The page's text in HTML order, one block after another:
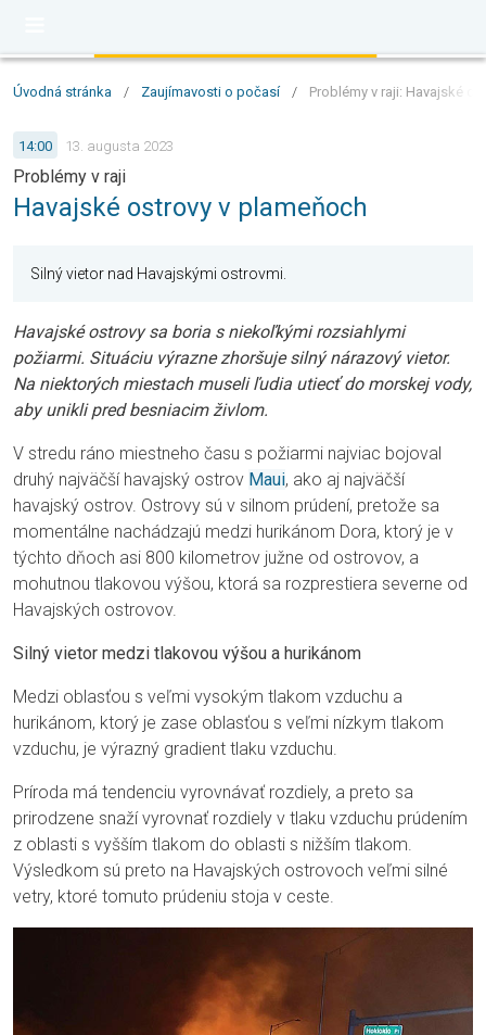
Úvodná stránka / Zaujímavosti o počasí / Problémy v raji: Havajské
14:00 13. augusta 2023
Problémy v raji
Havajské ostrovy v plameňoch
Silný vietor nad Havajskými ostrovmi.
Havajské ostrovy sa boria s niekoľkými rozsiahlymi
požiarmi. Situáciu výrazne zhoršuje silný nárazový vietor.
Na niektorých miestach museli ľudia utiecť do morskej vody,
aby unikli pred besniacim živlom.
V stredu ráno miestneho času s požiarmi najviac bojoval
druhý najväčší havajský ostrov Maui, ako aj najväčší
havajský ostrov. Ostrovy sú v silnom prúdení, pretože sa
momentálne nachádzajú medzi hurikánom Dora, ktorý je v
týchto dňoch asi 800 kilometrov južne od ostrovov, a
mohutnou tlakovou výšou, ktorá sa rozprestiera severne od
Havajských ostrovov.
Silný vietor medzi tlakovou výšou a hurikánom
Medzi oblasťou s veľmi vysokým tlakom vzduchu a
hurikánom, ktorý je zase oblasťou s veľmi nízkym tlakom
vzduchu, je výrazný gradient tlaku vzduchu.
Príroda má tendenciu vyrovnávať rozdiely, a preto sa
prirodzene snaží vyrovnať rozdiely v tlaku vzduchu prúdením
z oblasti s vyšším tlakom do oblasti s nižším tlakom.
Výsledkom sú preto na Havajských ostrovoch veľmi silné
vetry, ktoré tomuto prúdeniu stoja v ceste.